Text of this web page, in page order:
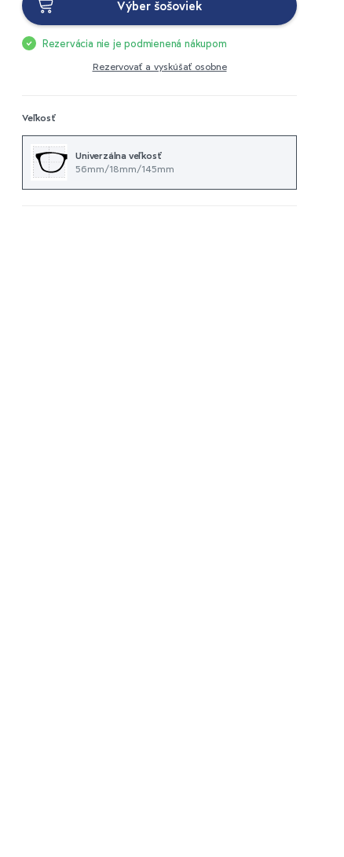
Výber šošoviek
Rezervácia nie je podmienená nákupom
Rezervovať a vyskúšať osobne
Veľkosť
Univerzálna veľkosť
56mm/18mm/145mm